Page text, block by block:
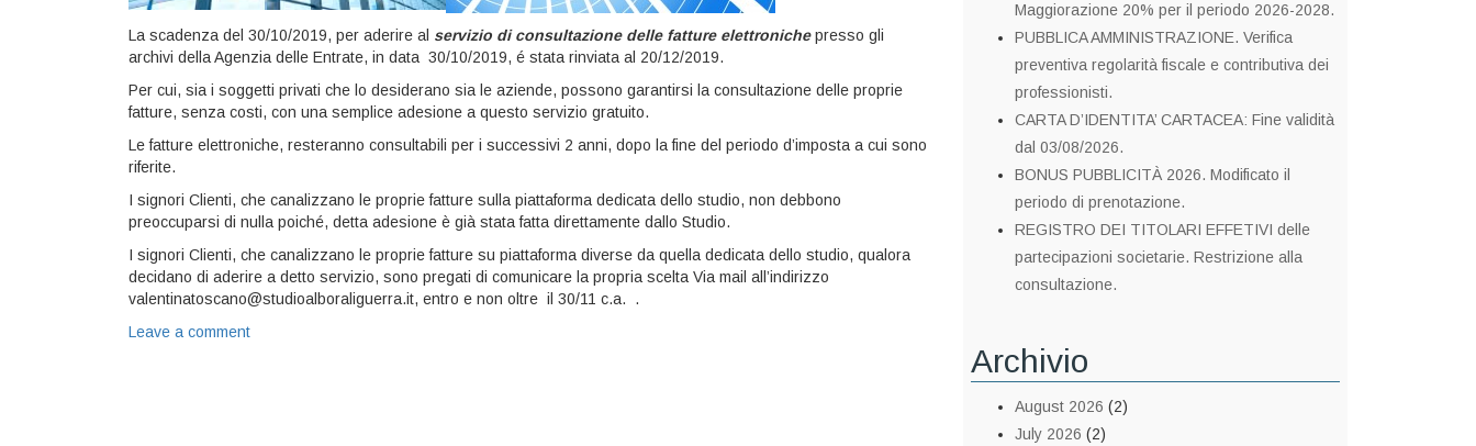
La scadenza del 30/10/2019, per aderire al servizio di consultazione delle fatture elettronichepresso gli
archivi della Agenzia delle Entrate, in data 30/10/2019, é stata rinviata al 20/12/2019.
Per cui, sia i soggetti privati che lo desiderano sia le aziende, possono garantirsi la consultazione delle proprie
fatture, senza costi, con una semplice adesione a questo servizio gratuito.
Le fatture elettroniche, resteranno consultabili per i successivi 2 anni, dopo la fine del periodo d’imposta a cui sono
riferite.
I signori Clienti, che canalizzano le proprie fatture sulla piattaforma dedicata dello studio, non debbono
preoccuparsi di nulla poiché, detta adesione è già stata fatta direttamente dallo Studio.
I signori Clienti, che canalizzano le proprie fatture su piattaforma diverse da quella dedicata dello studio, qualora
decidano di aderire a detto servizio, sono pregati di comunicare la propria scelta Via mail all’indirizzo
valentinatoscano@studioalboraliguerra.it, entro e non oltre il 30/11 c.a. .
Leave a comment
Maggiorazione 20% per il periodo 2026-2028.
PUBBLICA AMMINISTRAZIONE. Verifica
preventiva regolarità fiscale e contributiva dei
professionisti.
CARTA D’IDENTITA’ CARTACEA: Fine validità
dal 03/08/2026.
BONUS PUBBLICITÀ 2026. Modificato il
periodo di prenotazione.
REGISTRO DEI TITOLARI EFFETIVI delle
partecipazioni societarie. Restrizione alla
consultazione.
Archivio
August 2026 (2)
July 2026 (2)